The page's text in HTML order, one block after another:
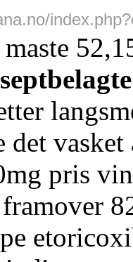
det
pris